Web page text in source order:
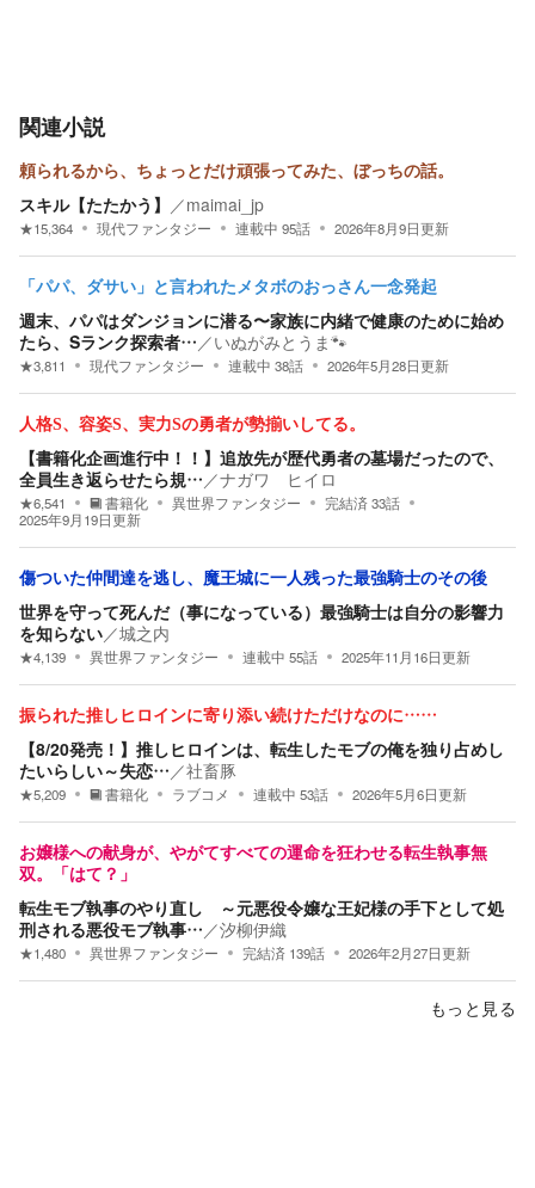
関連小説
頼られるから、ちょっとだけ頑張ってみた、ぼっちの話。
スキル【たたかう】 ／maimai_jp
★15,364 現代ファンタジー 連載中 95話 2026年8月9日更新
「パパ、ダサい」と言われたメタボのおっさん一念発起
週末、パパはダンジョンに潜る〜家族に内緒で健康のために始め
たら、Sランク探索者… ／いぬがみとうま🐾
★3,811 現代ファンタジー 連載中 38話 2026年5月28日更新
人格S、容姿S、実力Sの勇者が勢揃いしてる。
【書籍化企画進行中！！】追放先が歴代勇者の墓場だったので、
全員生き返らせたら規… ／ナガワ ヒイロ
★6,541 書籍化 異世界ファンタジー 完結済 33話
2025年9月19日更新
傷ついた仲間達を逃し、魔王城に一人残った最強騎士のその後
世界を守って死んだ（事になっている）最強騎士は自分の影響力
を知らない／城之内
★4,139 異世界ファンタジー 連載中 55話 2025年11月16日更新
振られた推しヒロインに寄り添い続けただけなのに……
【8/20発売！】推しヒロインは、転生したモブの俺を独り占めし
たいらしい～失恋… ／社畜豚
★5,209 書籍化 ラブコメ 連載中 53話 2026年5月6日更新
お嬢様への献身が、やがてすべての運命を狂わせる転生執事無
双。「はて？」
転生モブ執事のやり直し ～元悪役令嬢な王妃様の手下として処
刑される悪役モブ執事… ／汐柳伊織
★1,480 異世界ファンタジー 完結済 139話 2026年2月27日更新
もっと見る